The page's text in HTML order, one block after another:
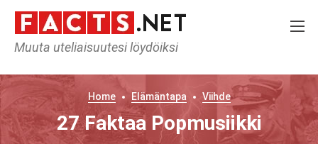
Muuta uteliaisuutesi löydöiksi
Home Elämäntapa Viihde
27 Faktaa Popmusiikki